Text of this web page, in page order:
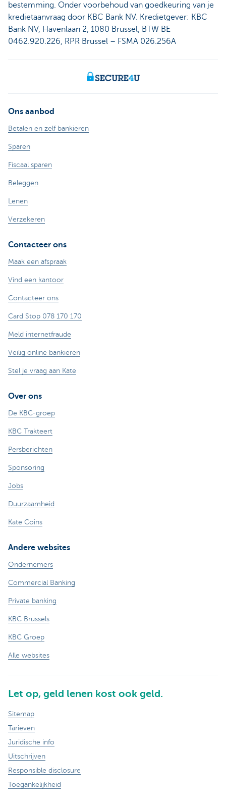
bestemming. Onder voorbehoud van goedkeuring van je
kredietaanvraag door KBC Bank NV. Kredietgever: KBC
Bank NV, Havenlaan 2, 1080 Brussel, BTW BE
0462.920.226, RPR Brussel – FSMA 026.256A
Ons aanbod
Betalen en zelf bankieren
Sparen
Fiscaal sparen
Beleggen
Lenen
Verzekeren
Contacteer ons
Maak een afspraak
Vind een kantoor
Contacteer ons
Card Stop 078 170 170
Meld internetfraude
Veilig online bankieren
Stel je vraag aan Kate
Over ons
De KBC-groep
KBC Trakteert
Persberichten
Sponsoring
Jobs
Duurzaamheid
Kate Coins
Andere websites
Ondernemers
Commercial Banking
Private banking
KBC Brussels
KBC Groep
Alle websites
Let op, geld lenen kost ook geld.
Sitemap
Tarieven
Juridische info
Uitschrijven
Responsible disclosure
Toegankelijkheid